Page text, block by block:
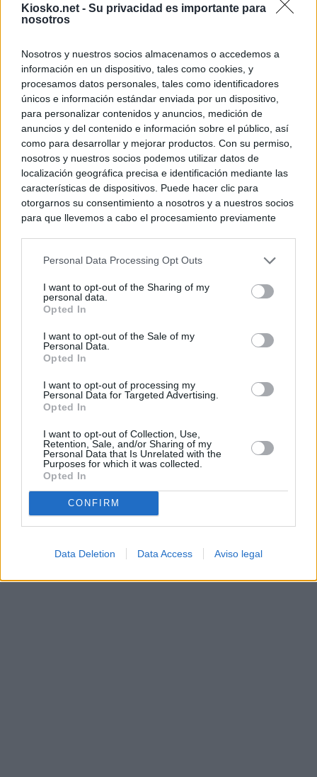
Kiosko.net - Su privacidad es importante para
nosotros
Nosotros y nuestros socios almacenamos o accedemos a
información en un dispositivo, tales como cookies, y
procesamos datos personales, tales como identificadores
únicos e información estándar enviada por un dispositivo,
para personalizar contenidos y anuncios, medición de
anuncios y del contenido e información sobre el público, así
como para desarrollar y mejorar productos. Con su permiso,
nosotros y nuestros socios podemos utilizar datos de
localización geográfica precisa e identificación mediante las
características de dispositivos. Puede hacer clic para
otorgarnos su consentimiento a nosotros y a nuestros socios
para que llevemos a cabo el procesamiento previamente
negar su consentimiento. Tenga en cuenta que algún
de su consentimiento, pero usted tiene el derecho de
rechazar tal procesamiento. Sus preferencias se aplicarán
cualquier momento entrando de nuevo en este sitio web o
visitando nuestra política de privacidad.
Personal Data Processing Opt Outs
I want to opt-out of the Sharing of my
personal data.
Opted In
I want to opt-out of the Sale of my
Personal Data.
Opted In
I want to opt-out of processing my
Personal Data for Targeted Advertising.
Opted In
I want to opt-out of Collection, Use,
Retention, Sale, and/or Sharing of my
Personal Data that Is Unrelated with the
Purposes for which it was collected.
Opted In
CONFIRM
Data Deletion Data Access Aviso legal